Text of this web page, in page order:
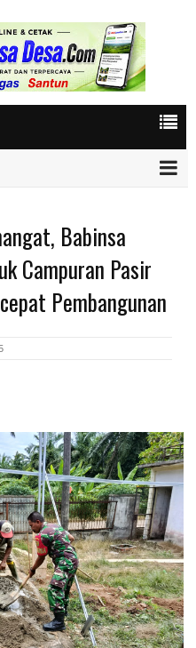
Babinsa
Campuran Pasir
Pembangunan